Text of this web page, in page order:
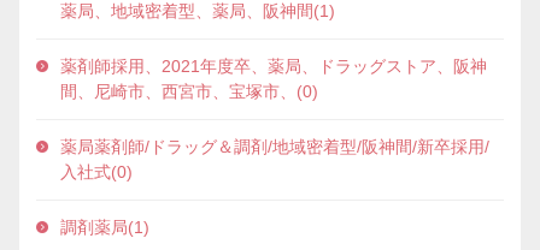
薬局、地域密着型、薬局、阪神間(1)
薬剤師採用、2021年度卒、薬局、ドラッグストア、阪神
間、尼崎市、西宮市、宝塚市、(0)
薬局薬剤師/ドラッグ＆調剤/地域密着型/阪神間/新卒採用/
入社式(0)
調剤薬局(1)